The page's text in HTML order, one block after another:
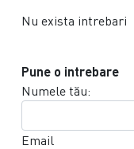
Nu exista intrebari
Pune o intrebare
Numele tău:
Email